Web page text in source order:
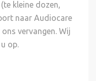
kleine dozen,
naar Audiocare
vervangen. Wij
op.